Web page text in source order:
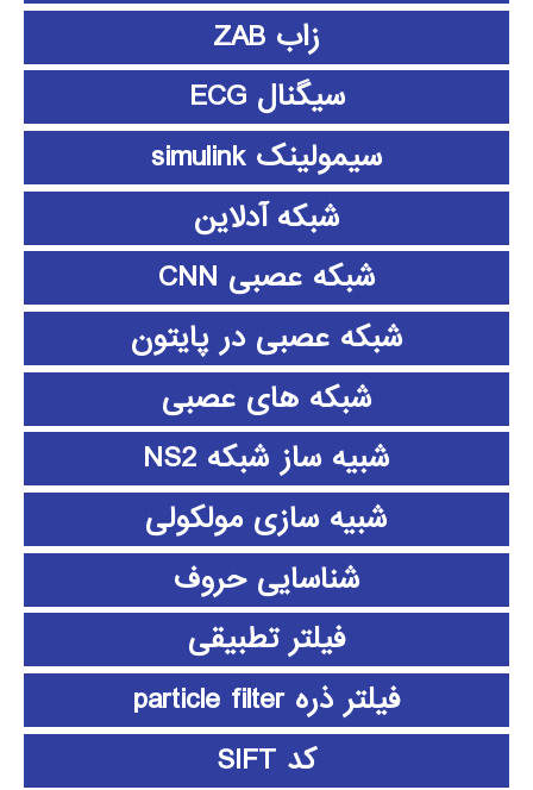
زاب ZAB
سیگنال ECG
سیمولینک simulink
شبکه آدلاین
شبکه عصبی CNN
شبکه عصبی در پایتون
شبکه های عصبی
شبیه ساز شبکه NS2
شبیه سازی مولکولی
شناسایی حروف
فیلتر تطبیقی
فیلتر ذره particle filter
کد SIFT